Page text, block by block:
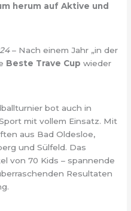
herum auf Aktive und
– Nach einem Jahr „in der
Beste Trave Cupwieder
bot auch in
mit vollem Einsatz. Mit
aus Bad Oldesloe,
und Sülfeld. Das
von 70 Kids – spannende
Resultaten